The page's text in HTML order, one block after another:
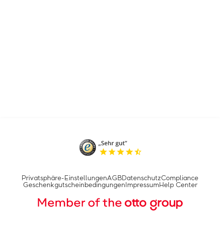
Privatsphäre-EinstellungenAGBDatenschutzCompliance
Geschenkgutscheinbedingungen Impressum Help Center